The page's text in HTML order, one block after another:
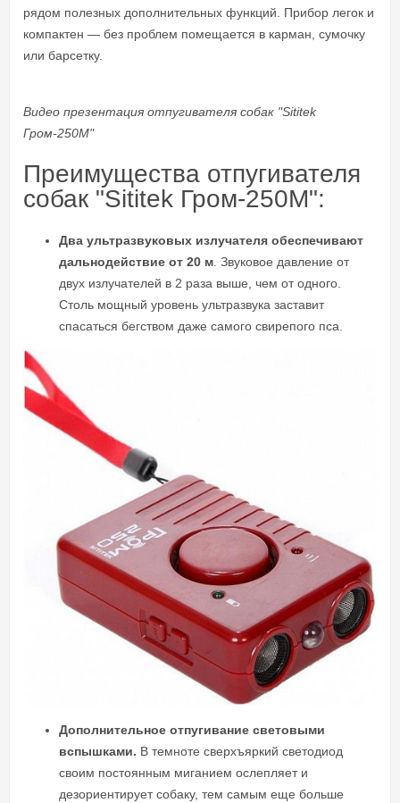
рядом полезных дополнительных функций. Прибор легок и
компактен — без проблем помещается в карман, сумочку
или барсетку.
Видео презентация отпугивателя собак "Sititek
Гром-250М"
Преимущества отпугивателя
собак "Sititek Гром-250М":
Два ультразвуковых излучателя обеспечивают
дальнодействие от 20 м. Звуковое давление от
двух излучателей в 2 раза выше, чем от одного.
Столь мощный уровень ультразвука заставит
спасаться бегством даже самого свирепого пса.
Дополнительное отпугивание световыми
вспышками. В темноте сверхъяркий светодиод
своим постоянным миганием ослепляет и
дезориентирует собаку, тем самым еще больше